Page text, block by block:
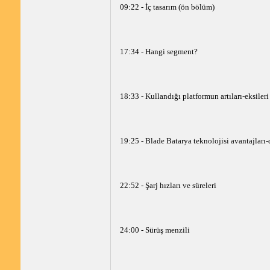
09:22 - İç tasarım (ön bölüm)
17:34 - Hangi segment?
18:33 - Kullandığı platformun artıları-eksileri
19:25 - Blade Batarya teknolojisi avantajları-
22:52 - Şarj hızları ve süreleri
24:00 - Sürüş menzili